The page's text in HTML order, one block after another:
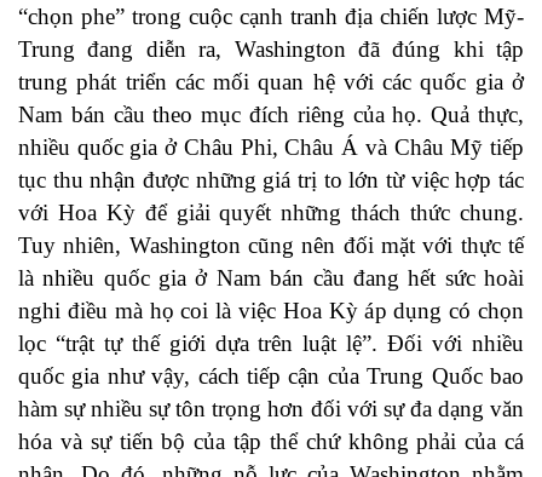
“chọn phe” trong cuộc cạnh tranh địa chiến lược Mỹ-
Trung đang diễn ra, Washington đã đúng khi tập
trung phát triển các mối quan hệ với các quốc gia ở
Nam bán cầu theo mục đích riêng của họ. Quả thực,
nhiều quốc gia ở Châu Phi, Châu Á và Châu Mỹ tiếp
tục thu nhận được những giá trị to lớn từ việc hợp tác
với Hoa Kỳ để giải quyết những thách thức chung.
Tuy nhiên, Washington cũng nên đối mặt với thực tế
là nhiều quốc gia ở Nam bán cầu đanghết sức hoài
nghi điều mà họ coi là việc Hoa Kỳ áp dụng có chọn
lọc “trật tự thế giới dựa trên luật lệ”. Đối với nhiều
quốc gia như vậy, cách tiếp cận của Trung Quốc bao
hàm sự nhiều sự tôn trọng hơn đối với sự đa dạng văn
hóa và sự tiến bộ của tập thể chứ không phải của cá